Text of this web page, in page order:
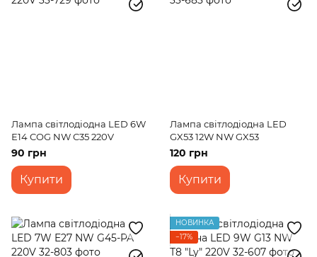
Лампа світлодіодна LED 6W
Е14 COG NW C35 220V
90 грн
Купити
Лампа світлодіодна LED
GX53 12W NW GX53
120 грн
Купити
НОВИНКА
−17%